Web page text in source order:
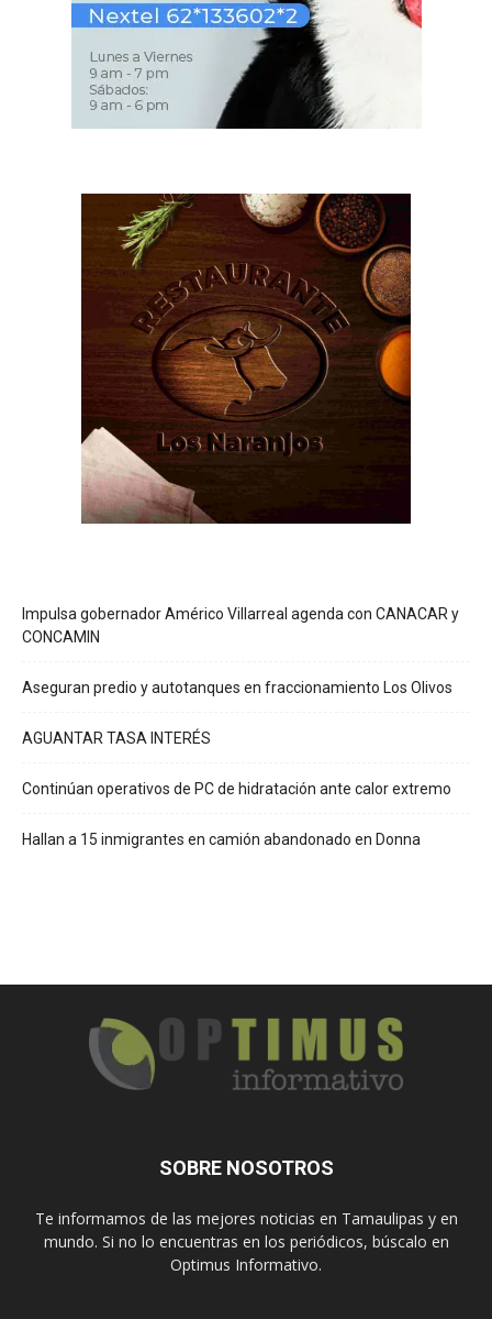
Impulsa gobernador Américo Villarreal agenda con CANACAR y
CONCAMIN
Aseguran predio y autotanques en fraccionamiento Los Olivos
AGUANTAR TASA INTERÉS
Continúan operativos de PC de hidratación ante calor extremo
Hallan a 15 inmigrantes en camión abandonado en Donna
SOBRE NOSOTROS
Te informamos de las mejores noticias en Tamaulipas y en
mundo. Si no lo encuentras en los periódicos, búscalo en
Optimus Informativo.